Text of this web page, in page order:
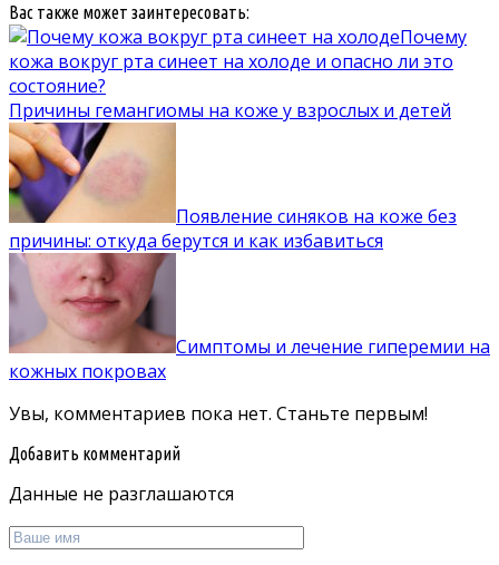
Вас также может заинтересовать:
Почему
кожа вокруг рта синеет на холоде и опасно ли это
состояние?
Причины гемангиомы на коже у взрослых и детей
Появление синяков на коже без
причины: откуда берутся и как избавиться
Симптомы и лечение гиперемии на
кожных покровах
Увы, комментариев пока нет. Станьте первым!
Добавить комментарий
Данные не разглашаются